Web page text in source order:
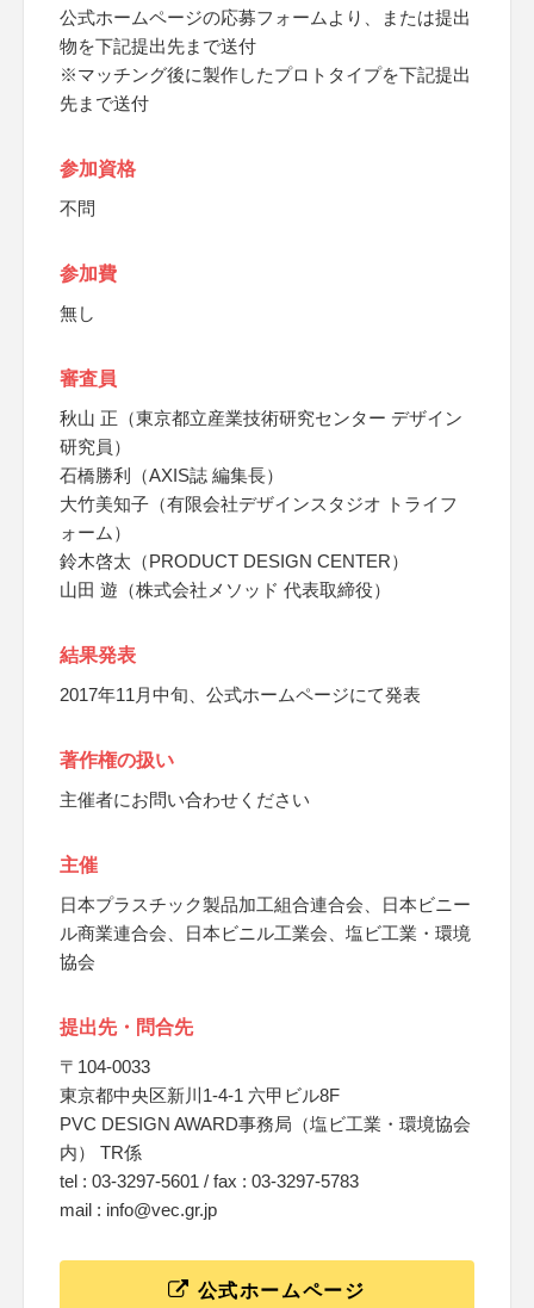
公式ホームページの応募フォームより、または提出
物を下記提出先まで送付
※マッチング後に製作したプロトタイプを下記提出
先まで送付
参加資格
不問
参加費
無し
審査員
秋山 正（東京都立産業技術研究センター デザイン
研究員）
石橋勝利（AXIS誌 編集長）
大竹美知子（有限会社デザインスタジオ トライフ
ォーム）
鈴木啓太（PRODUCT DESIGN CENTER）
山田 遊（株式会社メソッド 代表取締役）
結果発表
2017年11月中旬、公式ホームページにて発表
著作権の扱い
主催者にお問い合わせください
主催
日本プラスチック製品加工組合連合会、日本ビニー
ル商業連合会、日本ビニル工業会、塩ビ工業・環境
協会
提出先・問合先
〒104-0033
東京都中央区新川1-4-1 六甲ビル8F
PVC DESIGN AWARD事務局（塩ビ工業・環境協会
内） TR係
tel : 03-3297-5601 / fax : 03-3297-5783
mail : info@vec.gr.jp
公式ホームページ